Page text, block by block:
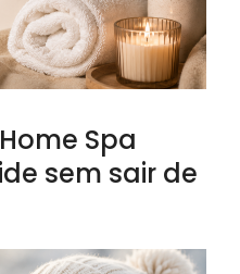
Spa
sem sair de